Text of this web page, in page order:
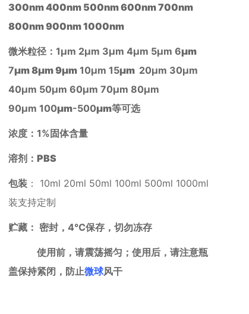
300nm 400nm 500nm 600nm 700nm
800nm 900nm 1000nm
微米粒径：1μm 2μm 3μm 4μm 5μm 6μm
7μm 8μm 9μm 10μm 15μm 20μm 30μm
40μm 50μm 60μm 70μm 80μm
90μm 100μm-500μm等可选
浓度：1%固体含量
溶剂：PBS
包装 ： 10ml 20ml 50ml 100ml 500ml 1000ml
装支持定制
贮藏： 密封， 4℃保存，切勿冻存
使用前，请震荡摇匀；使用后，请注意瓶
盖保持紧闭，防止微球风干